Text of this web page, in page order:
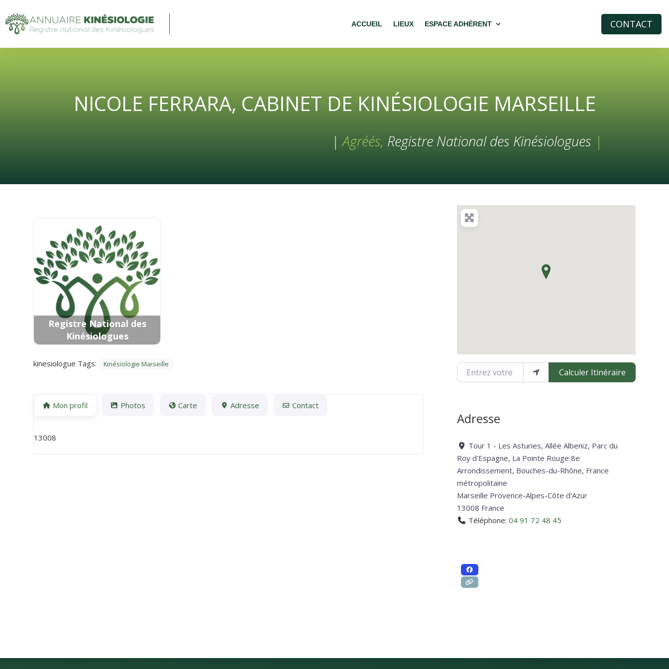
ACCUEIL LIEUX ESPACE ADHÉRENT CONTACT
NICOLE FERRARA, CABINET DE KINÉSIOLOGIE MARSEILLE
|Agréés, Registre National des Kinésiologues |
Registre National des
Kinésiologues
kinesiologue Tags: Kinésiologie Marseille
Mon profil Photos Carte Adresse Contact
13008
Entrez votre emplacement Calculer Itinéraire
Adresse
Tour 1 - Les Asturies, Allée Albeniz, Parc du
Roy d'Espagne, La Pointe Rouge 8e
Arrondissement, Bouches-du-Rhône, France
métropolitaine
Marseille Provence-Alpes-Côte d'Azur
13008 France
Téléphone:04 91 72 48 45